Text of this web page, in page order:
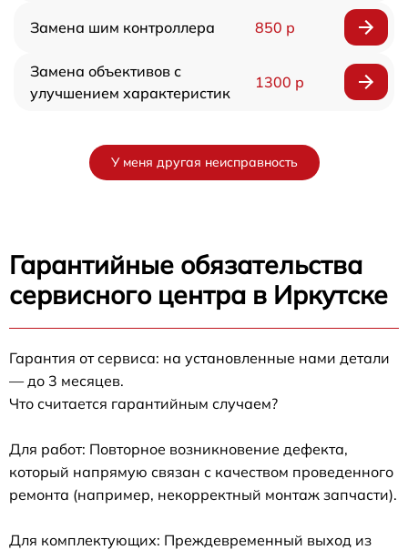
Замена шим контроллера 850 р
Замена объективов с
улучшением характеристик
1300 р
У меня другая неисправность
Гарантийные обязательства
сервисного центра в Иркутске
Гарантия от сервиса: на установленные нами детали
— до 3 месяцев.
Что считается гарантийным случаем?
Для работ: Повторное возникновение дефекта,
который напрямую связан с качеством проведенного
ремонта (например, некорректный монтаж запчасти).
Для комплектующих: Преждевременный выход из